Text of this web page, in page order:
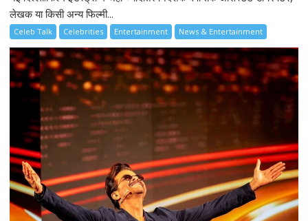
लेखक या किसी अन्य फिल्मी...
Celeb Talk Celebrities Entertainment News & Entertainment